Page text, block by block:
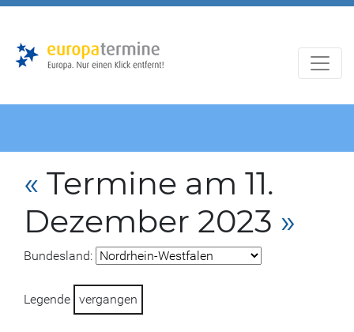
« Termine am 11.
Dezember 2023 »
Bundesland:
Legende vergangen